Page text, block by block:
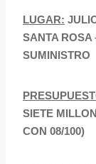
LUGAR:
SANTA ROSA
SUMINISTRO
SIETE
CON 08/100)